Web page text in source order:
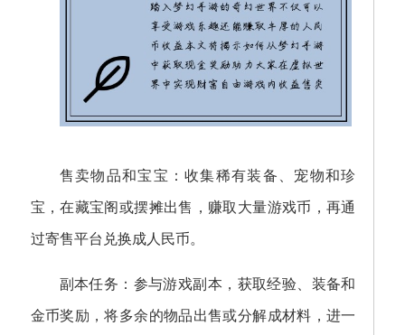
售卖物品和宝宝：收集稀有装备、宠物和珍
宝，在藏宝阁或摆摊出售，赚取大量游戏币，再通
过寄售平台兑换成人民币。
副本任务：参与游戏副本，获取经验、装备和
金币奖励，将多余的物品出售或分解成材料，进一